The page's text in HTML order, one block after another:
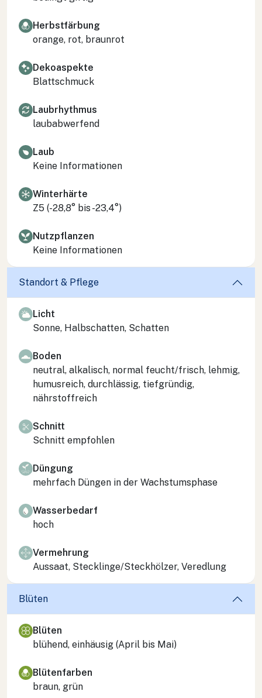
Herbstfärbung
orange, rot, braunrot
Dekoaspekte
Blattschmuck
Laubrhythmus
laubabwerfend
Laub
Keine Informationen
Winterhärte
Z5 (-28,8° bis -23,4°)
Nutzpflanzen
Keine Informationen
Standort & Pflege
Licht
Sonne, Halbschatten, Schatten
Boden
neutral, alkalisch, normal feucht/frisch, lehmig,
humusreich, durchlässig, tiefgründig,
nährstoffreich
Schnitt
Schnitt empfohlen
Düngung
mehrfach Düngen in der Wachstumsphase
Wasserbedarf
hoch
Vermehrung
Aussaat, Stecklinge/Steckhölzer, Veredlung
Blüten
Blüten
blühend, einhäusig (April bis Mai)
Blütenfarben
braun, grün